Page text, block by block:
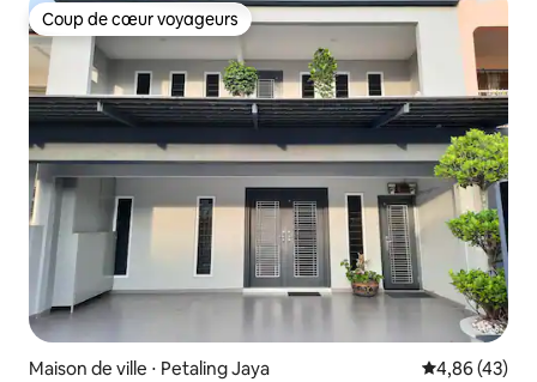
Coup de cœur voyageurs
Coup de cœur voyageurs
Maison de ville ⋅ Petaling Jaya Évaluation
4,86 (43)